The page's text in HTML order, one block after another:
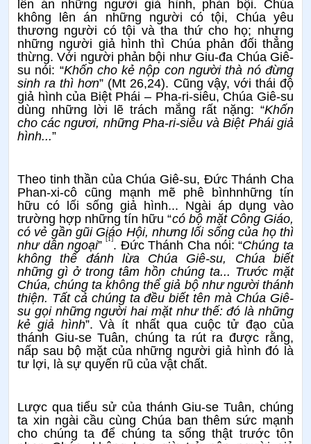
lên án những người giả hình, phản bội. Chúa
không lên án những người có tội, Chúa yêu
thương người có tội và tha thứ cho họ; nhưng
những người giả hình thì Chúa phản đối thẳng
thừng. Với người phản bội như Giu-đa Chúa Giê-
su nói: “Khốn cho kẻ nộp con người thà nó đừng
sinh ra thì hơn” (Mt 26,24). Cũng vậy, với thái độ
giả hình của Biệt Phái – Pha-ri-siêu, Chúa Giê-su
dùng những lời lẽ trách mắng rất nặng: “Khốn
cho các ngươi, những Pha-ri-siêu và Biệt Phái giả
hình...”
Theo tinh thần của Chúa Giê-su, Đức Thánh Cha
Phan-xi-cô cũng mạnh mẽ phê bìnhnhững tín
hữu có lối sống giả hình... Ngài áp dụng vào
trường hợp những tín hữu “có bộ mặt Công Giáo,
có vẻ gần gũi Giáo Hội, nhưng lối sống của họ thì
như dân ngoại” [1]. Đức Thánh Cha nói: “Chúng ta
không thể đánh lừa Chúa Giê-su, Chúa biết
những gì ở trong tâm hồn chúng ta... Trước mặt
Chúa, chúng ta không thể giả bộ như người thánh
thiện. Tất cả chúng ta đều biết tên mà Chúa Giê-
su gọi những người hai mặt như thế: đó là những
kẻ giả hình”. Và ít nhất qua cuộc tử đạo của
thánh Giu-se Tuân, chúng ta rút ra được rằng,
nấp sau bộ mặt của những người giả hình đó là
tư lợi, là sự quyến rũ của vật chất.
Lược qua tiểu sử của thánh Giu-se Tuân, chúng
ta xin ngài cầu cùng Chúa ban thêm sức mạnh
cho chúng ta để chúng ta sống thật trước tôn